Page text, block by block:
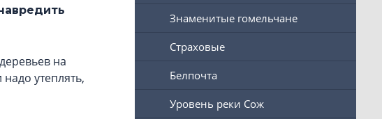
на
утеплять,
Знаменитые гомельчане
Страховые
Белпочта
Уровень реки Сож